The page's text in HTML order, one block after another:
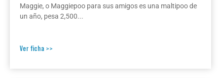
Maggie, o Maggiepoo para sus amigos es una maltipoo de
un año, pesa 2,500...
Ver ficha >>